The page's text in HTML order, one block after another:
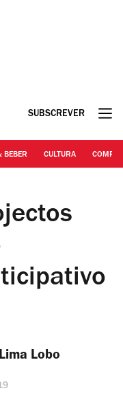
SUBSCREVER
BEBER CULTURA
Lobo